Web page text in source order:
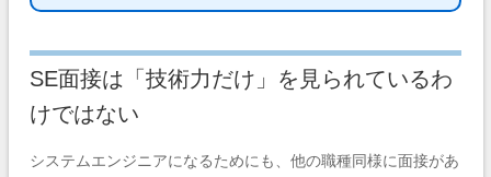
SE面接は「技術力だけ」を見られているわ
けではない
システムエンジニアになるためにも、他の職種同様に面接があ